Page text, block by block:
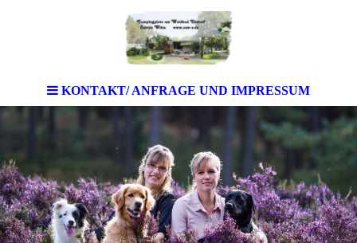
KONTAKT/ ANFRAGE UND IMPRESSUM